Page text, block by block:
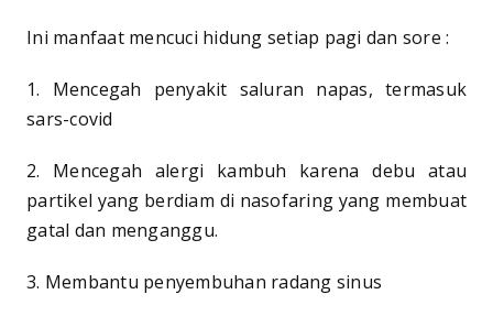
Ini manfaat mencuci hidung setiap pagi dan sore :
1. Mencegah penyakit saluran napas, termasuk
sars-covid
2. Mencegah alergi kambuh karena debu atau
partikel yang berdiam di nasofaring yang membuat
gatal dan menganggu.
3. Membantu penyembuhan radang sinus